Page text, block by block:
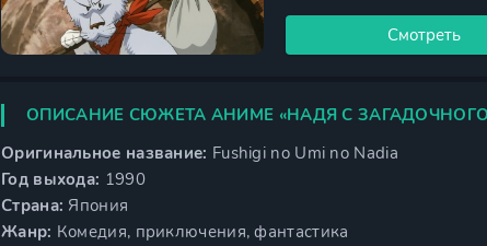
Смотреть
ОПИСАНИЕ СЮЖЕТА АНИМЕ «НАДЯ С
Оригинальное название: Fushigi no Umi no Nadia
Год выхода: 1990
Страна: Япония
Жанр: Комедия, приключения, фантастика